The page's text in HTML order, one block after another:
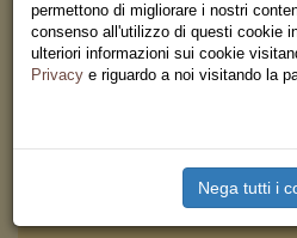
Federazione
permettono di migliorare i nostri
consenso all'utilizzo di questi cookie
ulteriori informazioni sui cookie
Privacy e riguardo a noi visitando la
Nega tutti i